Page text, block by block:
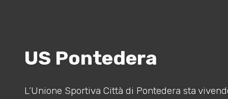
US Pontedera
L’Unione Sportiva Città di Pontedera sta